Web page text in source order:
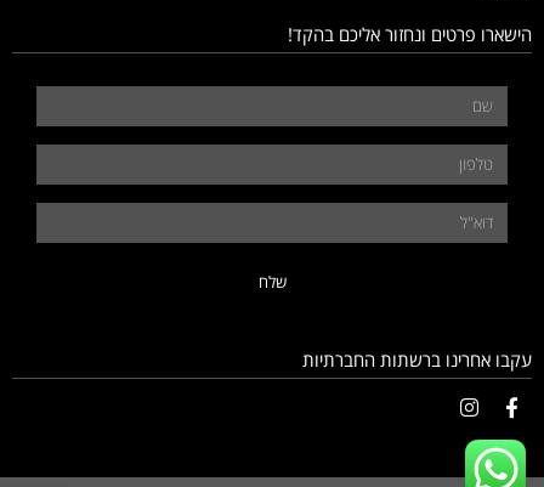
הישארו פרטים ונחזור אליכם בהקד!
שלח
עקבו אחרינו ברשתות החברתיות